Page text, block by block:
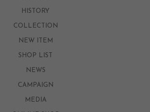
HISTORY
COLLECTION
NEW ITEM
SHOP LIST
NEWS
CAMPAIGN
MEDIA